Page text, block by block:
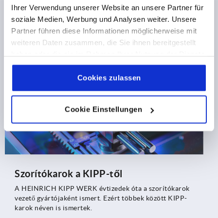
Ihrer Verwendung unserer Website an unsere Partner für
soziale Medien, Werbung und Analysen weiter. Unsere
Partner führen diese Informationen möglicherweise mit
weiteren Daten zusammen, die Sie ihnen bereitgestellt
gesammelt haben.Cookie Richtlinien
Datenschutz|AGB
Cookies zulassen
Cookie Einstellungen
A4-es nemesacélból készült excenterkarokkal bővíti
kínálatát. Az új, nagy teherbírású kezelőelemek
nagyfokú korrózióállóságukkal és megbízható
működésükkel tűnnek ki – sótartalmú, nedves és
agresszív környezetben is. A jellemző felhasználási
Szorítókarok a KIPP-től
A HEINRICH KIPP WERK évtizedek óta a szorítókarok
vezető gyártójaként ismert. Ezért többek között KIPP-
karok néven is ismertek.